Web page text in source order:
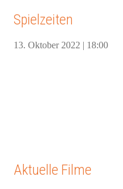
Spielzeiten
13. Oktober 2022 | 18:00
Aktuelle Filme